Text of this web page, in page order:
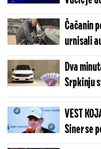
opasno!
Čačanin
urnisali
kako je
Dva
Srpkinju
VEST
Siner se